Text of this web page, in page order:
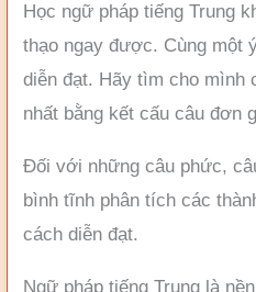
Học ngữ pháp tiếng Trung
thạo ngay được. Cùng một
diễn đạt. Hãy tìm cho mình
nhất bằng kết cấu câu đơn
Đối với những câu phức,
bình tĩnh phân tích các
cách diễn đạt.
Ngữ pháp tiếng Trung là